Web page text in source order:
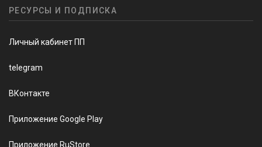
РЕСУРСЫ И ПОДПИСКА
Личный кабинет ПП
telegram
ВКонтакте
Приложение Google Play
Приложение RuStore